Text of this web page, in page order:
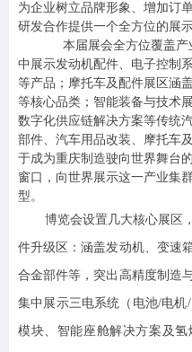
为企业树立品牌形象、增加订
研发合作提供一个全方位的展
本届展会全方位覆盖
中展示发动机配件、电子控制
等产品；摩托车及配件展区涵
等核心品类；智能装备与技术
数字化供应链解决方案等传统
部件、汽车用品改装、摩托车
于成为重庆制造驶向世界舞台
窗口，向世界展示这一产业集
型。
博览会设置几大核心展区
件升级区：涵盖发动机、变速
合金部件等，突出高精度制造
集中展示三电系统（电池/电机
模块、智能座舱解决方案及